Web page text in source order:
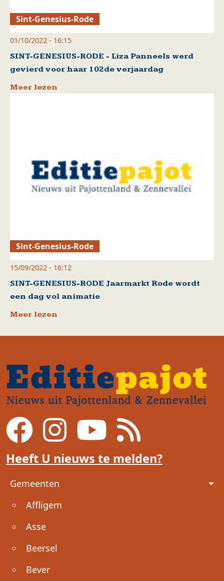
Sint-Genesius-Rode
01/10/2022 - 16:15
SINT-GENESIUS-RODE - Liza Panneels werd
gevierd voor haar 102de verjaardag
Meer lezen
Sint-Genesius-Rode
15/09/2022 - 16:12
SINT-GENESIUS-RODE Jaarmarkt Rode wordt
een dag vol animatie
Meer lezen
Heeft U nieuws te melden?
Voet
Gemeenten
Affligem
Asse
Beersel
Bever